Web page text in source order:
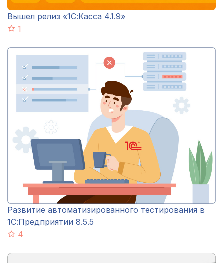
Вышел релиз «1С:Касса 4.1.9»
1
Развитие автоматизированного тестирования в
1С:Предприятии 8.5.5
4